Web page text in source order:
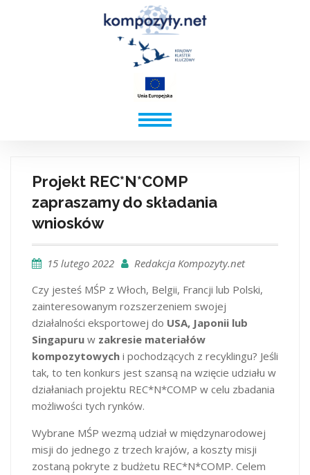
Projekt REC*N*COMP
zapraszamy do składania
wniosków
15 lutego 2022
Redakcja Kompozyty.net
Czy jesteś MŚP z Włoch, Belgii, Francji lub Polski,
zainteresowanym rozszerzeniem swojej
działalności eksportowej do USA, Japonii lub
Singapuru w zakresie materiałów
kompozytowych i pochodzących z recyklingu? Jeśli
tak, to ten konkurs jest szansą na wzięcie udziału w
działaniach projektu REC*N*COMP w celu zbadania
możliwości tych rynków.
Wybrane MŚP wezmą udział w międzynarodowej
misji do jednego z trzech krajów, a koszty misji
zostaną pokryte z budżetu REC*N*COMP. Celem